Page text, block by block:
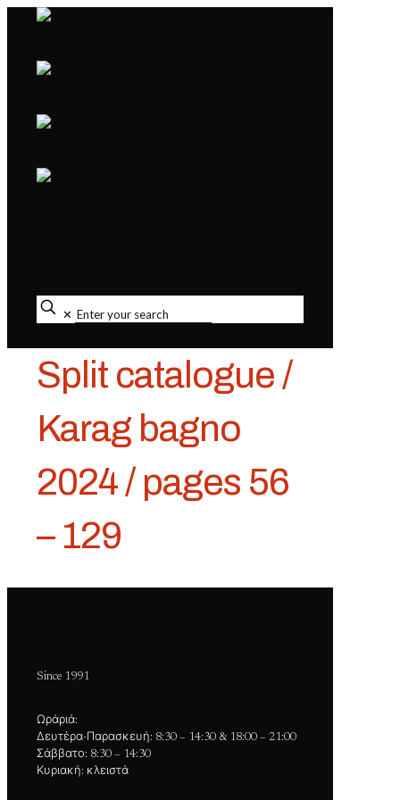
✕
Split catalogue /
Karag bagno
2024 / pages 56
– 129
Since 1991
Ωράριά:
Δευτέρα-Παρασκευή: 8:30 – 14:30 & 18:00 – 21:00
Σάββατο: 8:30 – 14:30
Κυριακή: κλειστά